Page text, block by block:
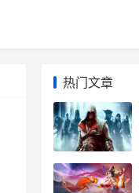
热门文章